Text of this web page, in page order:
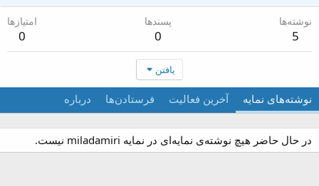
نوشته‌ها
5
پسندها
0
امتیازها
0
یافتن
نوشته‌های نمایه آخرین فعالیت فرستادن‌ها درباره
در حال حاضر هیچ نوشته‌ی نمایه‌ای در نمایه miladamiri نیست.